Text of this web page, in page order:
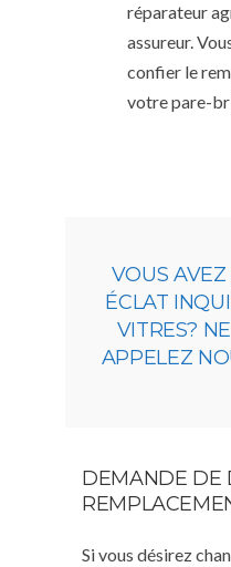
réparateur
assureur.
confier le
votre pare-
VOUS
ÉCLAT
VITRES?
APPELEZ
DEMANDE DE
Si vous désirez